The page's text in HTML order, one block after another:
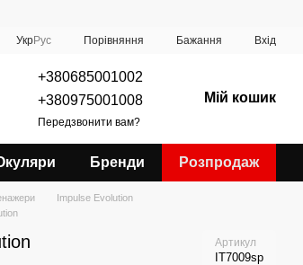
УкрРус Порівняння Бажання Вхід
+380685001002
+380975001008
Передзвонити вам?
Мій кошик
Бренди Розпродаж
Impulse Evolution
Артикул
IT7009sp